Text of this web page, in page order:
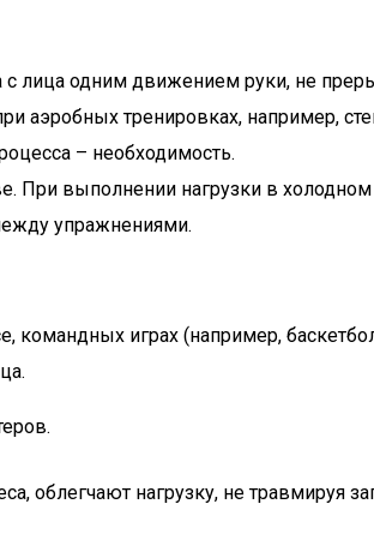
лица одним движением руки, не
аэробных тренировках, например,
– необходимость.
При выполнении нагрузки в
упражнениями.
играх (например,
облегчают нагрузку, не травмируя